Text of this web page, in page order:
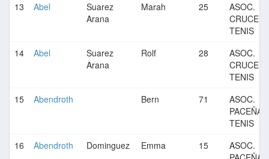
13
Abel
Suarez
Arana
Marah 25
ASOC.
TENIS
14
Abel
Suarez
Arana
Rolf 28
ASOC.
TENIS
15
Abendroth Bern 71
ASOC.
PACEÑA
TENIS
16
Abendroth Dominguez Emma 15
ASOC.